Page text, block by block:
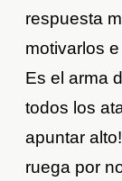
respuesta
motivarlos
Es el arma
todos los
apuntar
ruega por